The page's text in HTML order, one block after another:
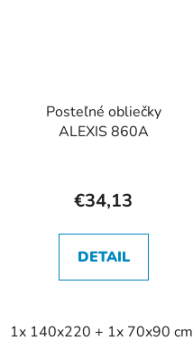
Posteľné obliečky
ALEXIS 860A
€34,13
DETAIL
1x 140x220 + 1x 70x90 cm